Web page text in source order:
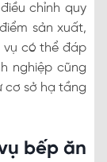
chỉnh quy
sản xuất,
vụ có thể đáp
nghiệp cũng
cơ sở hạ tầng
bếp ăn